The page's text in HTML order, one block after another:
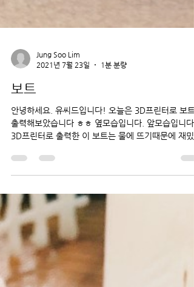
2021년 7월 23일
1분 분량
보트
안녕하세요. 유씨드입니다! 오늘은 3D프린터로 보트
출력해보았습니다 ㅎㅎ 옆모습입니다. 앞모습입니다.
3D프린터로 출력한 이 보트는 물에 뜨기때문에 재밌
가지고 놀 수 도 있습니다 ㅎㅎ 감사합니다.